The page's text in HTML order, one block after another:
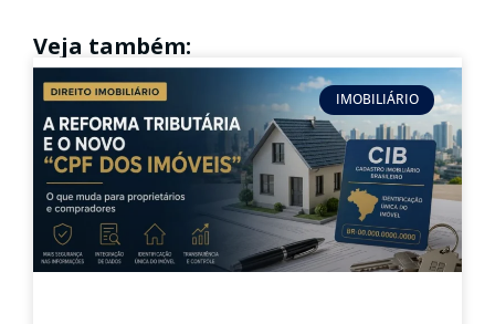
Veja também:
IMOBILIÁRIO